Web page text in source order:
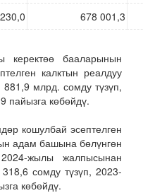
678 001,3
бааларынын
калктын реалдуу
млрд. сомду түзүп,
пайызга көбөйдү.
кошулбай эсептелген
адам башына бөлүнгөн
жылы жалпысынан
сомду түзүп, 2023-
көбөйдү.